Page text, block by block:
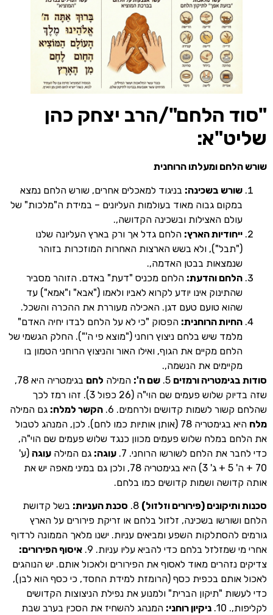
הלחם"/הרב יצחק כהן
ומעלתו הרוחנית
בשכינה: בניגוד למאכלים אחרים, שורש הלחם נמצא
גבוה מאוד בעולמות העליונים – במידת ה"מלכות" של
האצילות ובשכינה הקדושה,.
הארץ:הלחם גדל אך ורק בארץ העליונה שלנו
ולא בשש הארצות האחרות המוזכרות בזוהר
בבטן האדמה,.
והדעת:הלחם מכניס "דעת" באדם. הזוהר מסביר
אינו יודע לקרוא לאביו ולאמו ("אבא" ו"אמא") עד
טועם טעם דגן. האכילה מעוררת את ההכרה והשכל.
הרוחנית:הפסוק "כי לא על הלחם לבדו יחיה האדם"
שיש בלחם ניצוץ רוחני ("מוצא פי ה'"). החלק הגשמי של
מקיים את הגוף, ואילו האור והניצוץ הרוחני הטמון בו
את הנשמה,.
ורמזים5. שם ה':המילהלחם
בגימטריה היא 78,
שזה בדיוק שלוש פעמים שם הוי"ה (26 כפול 3). זהו רמז לכך
לשמות קדושים ולרחמים. 6.
הקשר למלח:גם המילה
היא בגימטריה 78 (אותן אותיות כמו לחם). לכן, המנהג לטבול
במלח שלוש פעמים מכוון כנגד שלוש פעמים שם הוי"ה,
את הלחם לשורשו הרוחני. 7.
עוגה: גם המילהעוגה(ע'
70 + ה' 5 + ג' 3) היא בגימטריה 78, ולכן גם במיני מאפה יש את
ושמות קדושים כמו בלחם.
(פירורים וזלזול)8. סכנת העניות:בשל קדושת
בשכינה, זלזול בלחם או זריקת פירורים על הארץ
להסתלקות השפע ומביאים עניות. ישנו מלאך הממונה לרדוף
שמזלזל בלחם כדי להביא עליו עניות. 9.
איסוף הפירורים:
מאוד לאסוף את הפירורים ולאכול אותם. יש הנוהגים
בכפית כסף (הרומזת למידת החסד, כי כסף הוא לבן),
"תיקון הברית" ולמנוע את נפילת הניצוצות הקדושים
10.
ניקיון רוחני:המנהג להשחיז את הסכין בערב שבת